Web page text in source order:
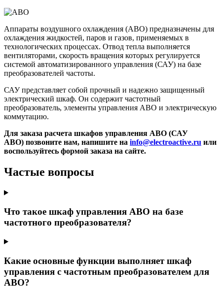
Аппараты воздушного охлаждения (АВО) предназначены для
охлаждения жидкостей, паров и газов, применяемых в
технологических процессах. Отвод тепла выполняется
вентиляторами, скорость вращения которых регулируется
системой автоматизированного управления (САУ) на базе
преобразователей частоты.
САУ представляет собой прочный и надежно защищенный
электрический шкаф. Он содержит частотный
преобразователь, элементы управления АВО и электрическую
коммутацию.
Для заказа расчета шкафов управления АВО (САУ
АВО) позвоните нам, напишите на info@electroactive.ru или
воспользуйтесь формой заказа на сайте.
Частые вопросы
Что такое шкаф управления АВО на базе
частотного преобразователя?
Какие основные функции выполняет шкаф
управления с частотным преобразователем для
АВО?